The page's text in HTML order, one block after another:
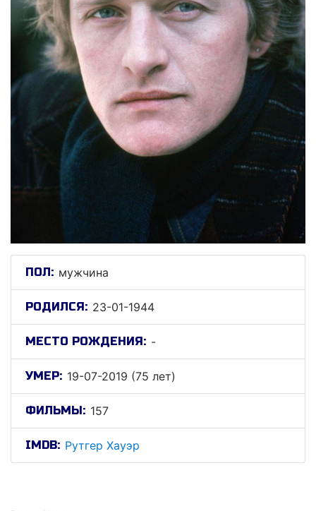
ПОЛ: мужчина
РОДИЛСЯ: 23-01-1944
МЕСТО РОЖДЕНИЯ: -
УМЕР: 19-07-2019 (75 лет)
ФИЛЬМЫ: 157
IMDB: Рутгер Хауэр